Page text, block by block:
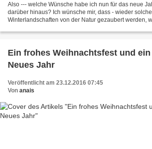
Also --- welche Wünsche habe ich nun für das neue
darüber hinaus? Ich wünsche mir, dass - wieder
Winterlandschaften von der Natur gezaubert werden,
Ein frohes Weihnachtsfest und
Neues Jahr
Veröffentlicht am 23.12.2016 07:45
Von anais